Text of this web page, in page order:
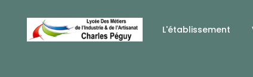
L'établissement